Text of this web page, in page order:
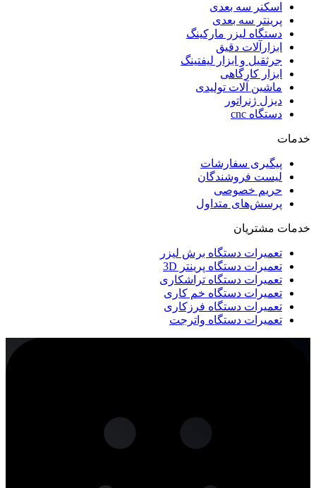
اسکنر سه بعدی
پرینتر سه بعدی
دستگاه لیزر مارکینگ
ابزارآلات دقیق
جرثقیل و ابزار لیفتینگ
ابزار کارگاهی
ماشین آلات تولیدی
دیزل ژنراتور
دستگاه cnc
خدمات
پیگیری سفارشات
لیست فروشندگان
حریم خصوصی
پرسش‌های متداول
خدمات مشتریان
تعمیرات دستگاه برش لیزر
تعمیرات دستگاه پرینتر 3D
تعمیرات دستگاه تراشکاری
تعمیرات دستگاه خم کاری
تعمیرات دستگاه فرزکاری
تعمیرات دستگاه واترجت